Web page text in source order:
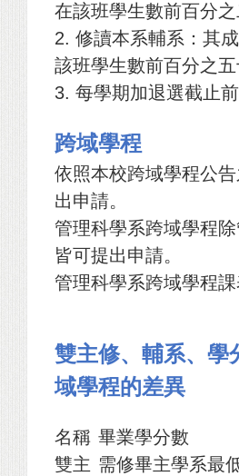
在該班學生數前百分之
2. 修讀本系輔系：其
該班學生數前百分之五
3. 每學期加退選截止前
跨域學程
依照本校跨域學程公
出申請。
管理科學系跨域學程
皆可提出申請。
管理科學系跨域學程課
雙主修、輔系、學
域學程的差異
名稱 畢業學分數
雙主 需修畢主學系最